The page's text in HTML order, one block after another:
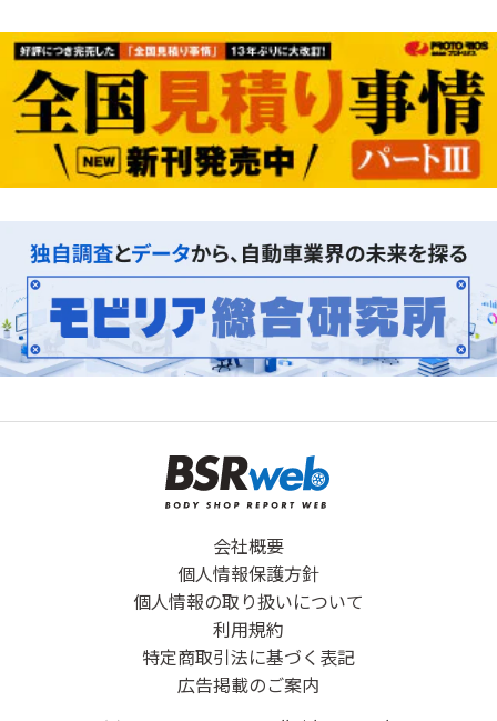
会社概要
個人情報保護方針
個人情報の取り扱いについて
利用規約
特定商取引法に基づく表記
広告掲載のご案内